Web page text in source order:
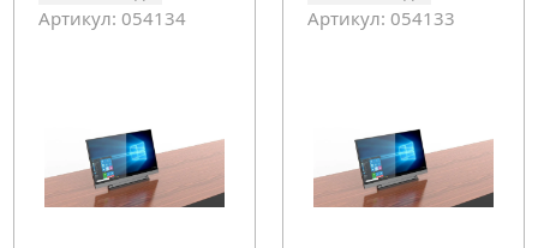
Артикул: 054134
Артикул: 054133